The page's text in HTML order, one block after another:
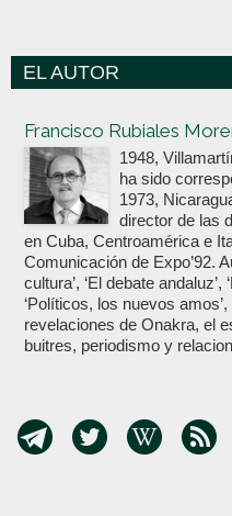
EL AUTOR
Francisco Rubiales
1948,
ha sido
1973,
director de las
en Cuba, Centroamérica e
Comunicación de Expo’92.
cultura’, ‘El debate
‘Políticos, los nuevos
revelaciones de Onakra, el
buitres, periodismo y